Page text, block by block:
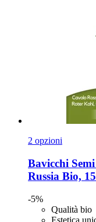
2 opzioni
Bavicchi
Russia Bio,
-5%
Qualità bio
Estetica